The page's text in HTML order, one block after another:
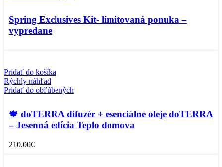
Spring Exclusives Kit- limitovaná ponuka –
vypredane
Pridať do košíka
Rýchly náhľad
Pridať do obľúbených
🍁 doTERRA difuzér + esenciálne oleje doTERRA
– Jesenná edícia Teplo domova
210.00€